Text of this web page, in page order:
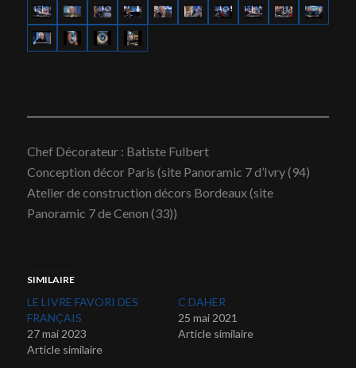
Chef Décorateur : Batiste Fulbert
Conception décor Paris (site Panoramic 7 d’Ivry (94)
Atelier de construction décors Bordeaux (site
Panoramic 7 de Cenon (33))
SIMILAIRE
LE LIVRE FAVORI DES
FRANÇAIS
27 mai 2023
Article similaire
C DAHER
25 mai 2021
Article similaire